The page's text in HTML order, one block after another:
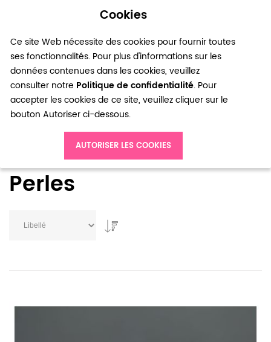
Cookies
Ce site Web nécessite des cookies pour fournir toutes
ses fonctionnalités. Pour plus d'informations sur les
données contenues dans les cookies, veuillez
consulter notre Politique de confidentialité. Pour
accepter les cookies de ce site, veuillez cliquer sur le
bouton Autoriser ci-dessous.
AUTORISER LES COOKIES
0
Perles
Perles